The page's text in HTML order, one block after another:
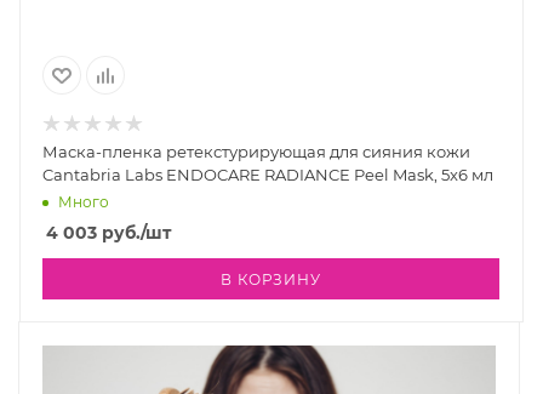
Маска-пленка ретекстурирующая для сияния кожи
Cantabria Labs ENDOCARE RADIANCE Peel Mask, 5x6 мл
Много
4 003 руб./шт
В КОРЗИНУ